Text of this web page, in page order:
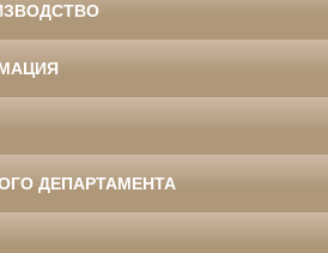
ДЕПАРТАМЕНТА